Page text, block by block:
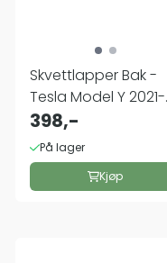
Skvettlapper Bak -
Tesla Model Y 2021-
2024
398,-
På lager
Kjøp